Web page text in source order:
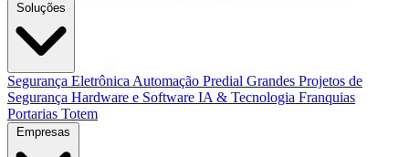
Soluções
Segurança Eletrônica Automação Predial Grandes Projetos de
Segurança Hardware e Software IA & Tecnologia Franquias
Portarias Totem
Empresas